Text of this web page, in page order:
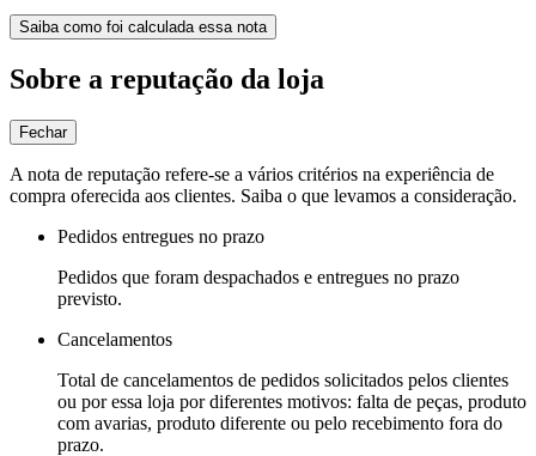
Saiba como foi calculada essa nota
Sobre a reputação da loja
Fechar
A nota de reputação refere-se a vários critérios na experiência de
compra oferecida aos clientes. Saiba o que levamos a consideração.
Pedidos entregues no prazo
Pedidos que foram despachados e entregues no prazo
previsto.
Cancelamentos
Total de cancelamentos de pedidos solicitados pelos clientes
ou por essa loja por diferentes motivos: falta de peças, produto
com avarias, produto diferente ou pelo recebimento fora do
prazo.